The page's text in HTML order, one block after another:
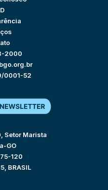
2000
0001-52
Setor Marista
GO
120
BRASIL